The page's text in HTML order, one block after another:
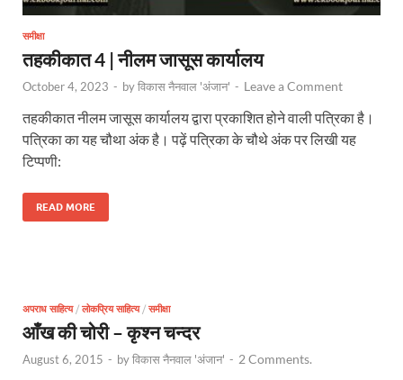
समीक्षा
तहकीकात 4 | नीलम जासूस कार्यालय
October 4, 2023 - byविकास नैनवाल 'अंजान' - Leave a Comment
तहकीकात नीलम जासूस कार्यालय द्वारा प्रकाशित होने वाली पत्रिका है।
पत्रिका का यह चौथा अंक है। पढ़ें पत्रिका के चौथे अंक पर लिखी यह
टिप्पणी:
READ MORE
अपराध साहित्य/ लोकप्रिय साहित्य/ समीक्षा
आँख की चोरी – कृश्न चन्दर
August 6, 2015 - byविकास नैनवाल 'अंजान' - 2 Comments.